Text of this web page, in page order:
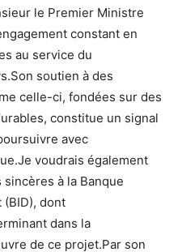
le Premier Ministre
constant en
au service du
soutien à des
celle-ci, fondées sur des
constitue un signal
avec
voudrais également
à la Banque
dont
dans la
de ce projet.Par son